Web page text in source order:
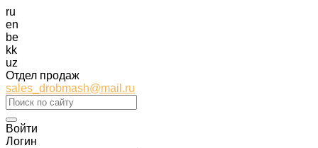
ru
en
be
kk
uz
Отдел продаж
sales_drobmash@mail.ru
Войти
Логин